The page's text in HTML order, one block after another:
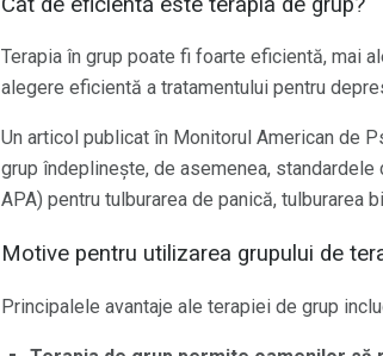
Terapia în grup poate fi foarte eficientă, mai
alegere eficientă a tratamentului pentru
Un articol publicat în Monitorul American de
grup îndeplinește, de asemenea,
APA) pentru tulburarea de panică, tulburarea
Motive pentru utilizarea grupului de
Principalele avantaje ale terapiei de grup